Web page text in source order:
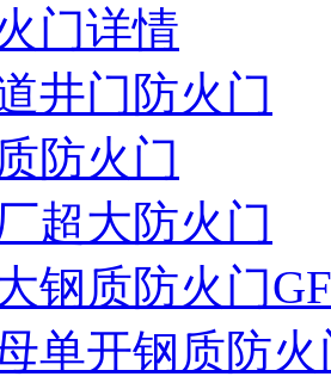
门详情
井门防火门
防火门
超大防火门
钢质防火门
单开钢质防火